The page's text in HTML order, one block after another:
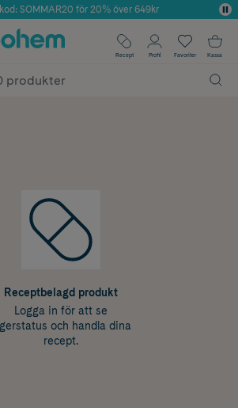
SOMMAR20 för 20% över 649kr
✓ Fri frakt
✓ Poäng på alla köp*
Recept Profil Favoriter Kassa
Receptbelagd produkt
Logga in för att se
och handla dina
recept.